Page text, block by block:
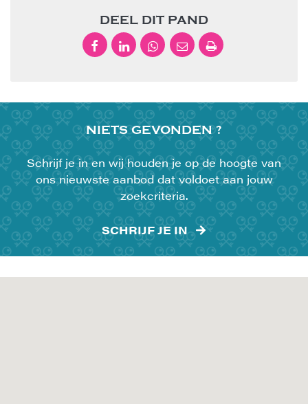
DEEL DIT PAND
NIETSGEVONDEN ?
Schrijf je in en wij houden je op de hoogte van
ons nieuwste aanbod dat voldoet aan jouw
zoekcriteria.
SCHRIJF JE IN